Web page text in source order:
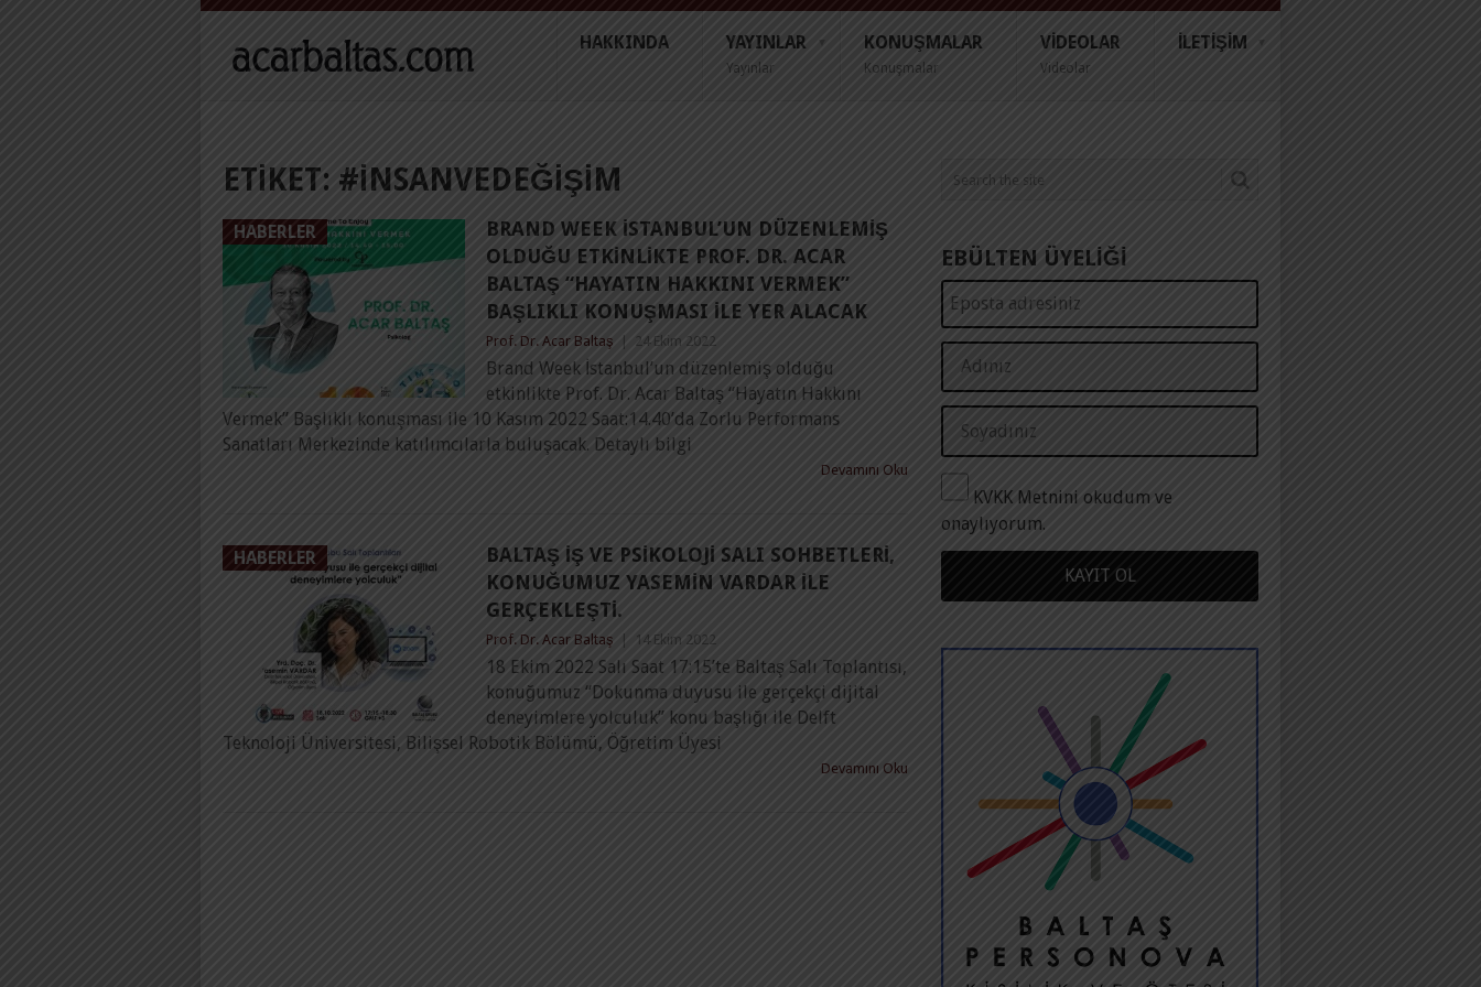
HAKKINDA YAYINLAR
Yayınlar
KONUŞMALAR
Konuşmalar
VIDEOLAR
Videolar
İLETIŞIM
ETIKET: #INSANVEDEĞIŞIM
HABERLER
BRAND WEEK İSTANBUL’UN DÜZENLEMIŞ
OLDUĞU ETKINLIKTE PROF. DR. ACAR
BALTAŞ “HAYATIN HAKKINI VERMEK”
BAŞLIKLI KONUŞMASI ILE YER ALACAK
Prof. Dr. Acar Baltaş 24 Ekim 2022
Brand Week İstanbul’un düzenlemiş olduğu
etkinlikte Prof. Dr. Acar Baltaş “Hayatın Hakkını
Vermek” Başlıklı konuşması ile 10 Kasım 2022 Saat:14.40’da Zorlu Performans
Sanatları Merkezinde katılımcılarla buluşacak. Detaylı bilgi
Devamını Oku
HABERLER
BALTAŞ İŞ VE PSIKOLOJI SALI SOHBETLERI,
KONUĞUMUZ YASEMIN VARDAR ILE
GERÇEKLEŞTI.
Prof. Dr. Acar Baltaş 14 Ekim 2022
18 Ekim 2022 Salı Saat 17:15’te Baltaş Salı Toplantısı,
konuğumuz “Dokunma duyusu ile gerçekçi dijital
deneyimlere yolculuk” konu başlığı ile Delft
Teknoloji Üniversitesi, Bilişsel Robotik Bölümü, Öğretim Üyesi
Devamını Oku
EBÜLTEN ÜYELİĞİ
KVKK Metnini okudum ve
onaylıyorum.